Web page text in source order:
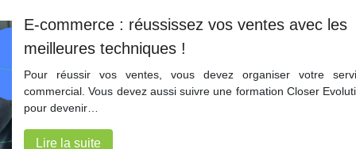
E-commerce : réussissez vos ventes avec les
meilleures techniques !
Pour réussir vos ventes, vous devez organiser votre
commercial. Vous devez aussi suivre une formation Closer
pour devenir…
Lire la suite